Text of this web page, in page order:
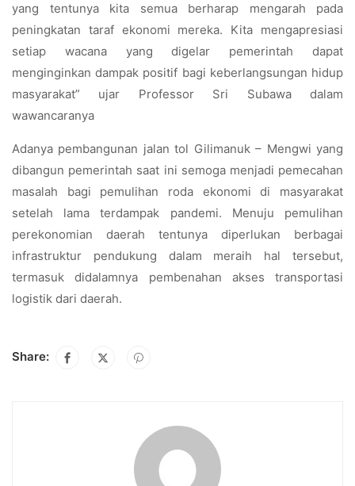
yang tentunya kita semua berharap mengarah pada
peningkatan taraf ekonomi mereka. Kita mengapresiasi
setiap wacana yang digelar pemerintah dapat
menginginkan dampak positif bagi keberlangsungan hidup
masyarakat” ujar Professor Sri Subawa dalam
wawancaranya
Adanya pembangunan jalan tol Gilimanuk – Mengwi yang
dibangun pemerintah saat ini semoga menjadi pemecahan
masalah bagi pemulihan roda ekonomi di masyarakat
setelah lama terdampak pandemi. Menuju pemulihan
perekonomian daerah tentunya diperlukan berbagai
infrastruktur pendukung dalam meraih hal tersebut,
termasuk didalamnya pembenahan akses transportasi
logistik dari daerah.
Share: